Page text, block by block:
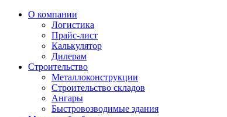
О компании
Логистика
Прайс-лист
Калькулятор
Дилерам
Строительство
Металлоконструкции
Строительство складов
Ангары
Быстровозводимые здания